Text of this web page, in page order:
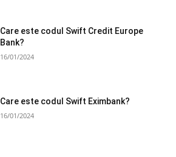
Care este codul Swift Credit Europe
Bank?
16/01/2024
Care este codul Swift Eximbank?
16/01/2024